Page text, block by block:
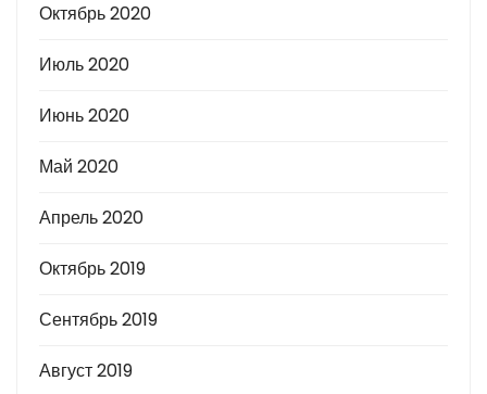
Октябрь 2020
Июль 2020
Июнь 2020
Май 2020
Апрель 2020
Октябрь 2019
Сентябрь 2019
Август 2019